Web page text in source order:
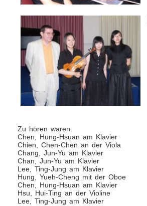
Zu hören waren:
Chen, Hung-Hsuan am Klavier
Chien, Chen-Chen an der Viola
Chang, Jun-Yu am Klavier
Chan, Jun-Yu am Klavier
Lee, Ting-Jung am Klavier
Hung, Yueh-Cheng mit der Oboe
Chen, Hung-Hsuan am Klavier
Hsu, Hui-Ting an der Violine
Lee, Ting-Jung am Klavier